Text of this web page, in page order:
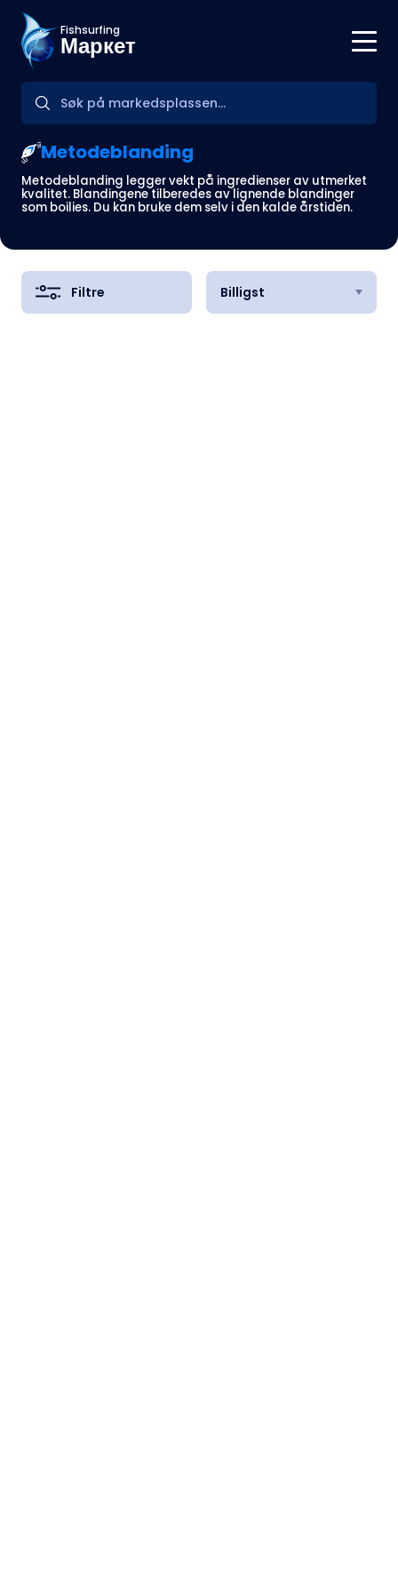
Fishsurfing
Маркет
Metodeblanding
Metodeblanding legger vekt på ingredienser av utmerket
kvalitet. Blandingene tilberedes av lignende blandinger
som boilies. Du kan bruke dem selv i den kalde årstiden.
Filtre Billigst